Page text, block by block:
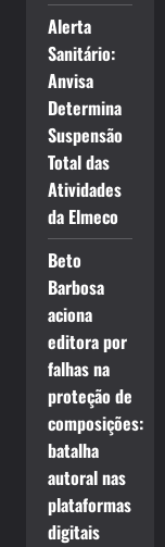
Alerta
Sanitário:
Anvisa
Determina
Suspensão
Total das
Atividades
da Elmeco
Beto
Barbosa
aciona
editora por
falhas na
proteção de
composições:
batalha
autoral nas
plataformas
digitais